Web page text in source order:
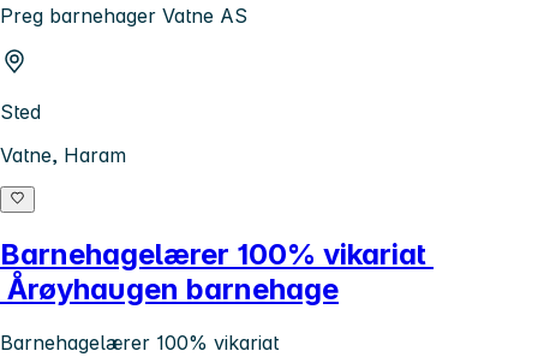
Preg barnehager Vatne AS
Sted
Vatne, Haram
Barnehagelærer 100% vikariat
Årøyhaugen barnehage
Barnehagelærer 100% vikariat